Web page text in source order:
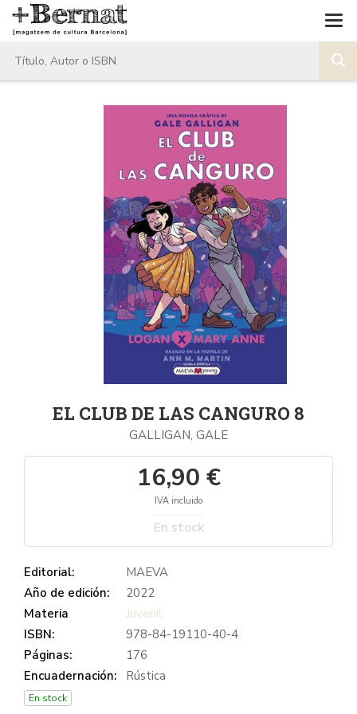
EL CLUB DE LAS CANGURO 8
GALLIGAN, GALE
16,90 €
IVA incluido
En stock
Editorial:
MAEVA
Año de edición:
2022
Materia
Juvenil
ISBN:
978-84-19110-40-4
Páginas:
176
Encuadernación:
Rústica
En stock